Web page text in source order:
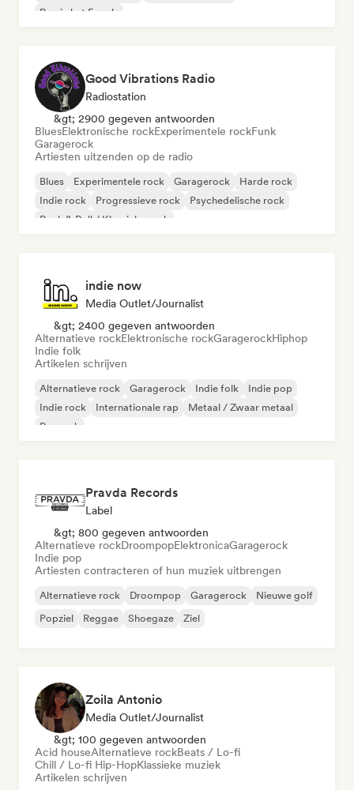
Rap in het Engels
Good Vibrations Radio
Radiostation
&gt; 2900 gegeven antwoorden
BluesElektronische rockExperimentele rockFunk
Garagerock
Artiesten uitzenden op de radio
Blues Experimentele rock Garagerock
Harde rock
Indie rock
Progressieve rock
Psychedelische rock
Rock & Roll / Klassieke rock
indie now
Media Outlet/Journalist
&gt; 2400 gegeven antwoorden
Alternatieve rockElektronische rockGaragerockHiphop
Indie folk
Artikelen schrijven
Alternatieve rock Garagerock Indie folk
Indie pop
Indie rock
Internationale rap
Metaal / Zwaar metaal
Poprock
Pravda Records
Label
&gt; 800 gegeven antwoorden
Alternatieve rockDroompopElektronicaGaragerock
Indie pop
Artiesten contracteren of hun muziek uitbrengen
Alternatieve rock Droompop Garagerock
Nieuwe golf
Popziel
Reggae Shoegaze Ziel
Zoila Antonio
Media Outlet/Journalist
&gt; 100 gegeven antwoorden
Acid houseAlternatieve rockBeats / Lo-fi
Chill / Lo-fi Hip-HopKlassieke muziek
Artikelen schrijven